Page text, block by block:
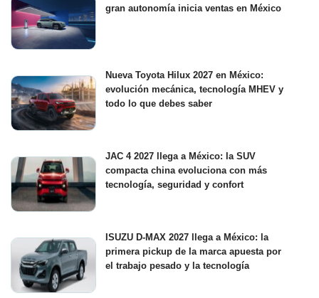
gran autonomía inicia ventas en México
Nueva Toyota Hilux 2027 en México:
evolución mecánica, tecnología MHEV y
todo lo que debes saber
JAC 4 2027 llega a México: la SUV
compacta china evoluciona con más
tecnología, seguridad y confort
ISUZU D-MAX 2027 llega a México: la
primera pickup de la marca apuesta por
el trabajo pesado y la tecnología